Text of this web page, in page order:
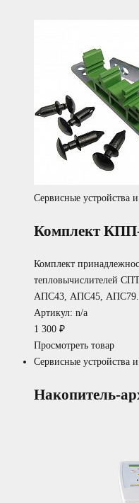
Сервисные устройства
Комплект
Комплект
тепловычислителей
АПС43, АПС45, АПС79.
Артикул: n/a
1 300 ₽
Просмотреть товар
Сервисные устройства
Накопитель-